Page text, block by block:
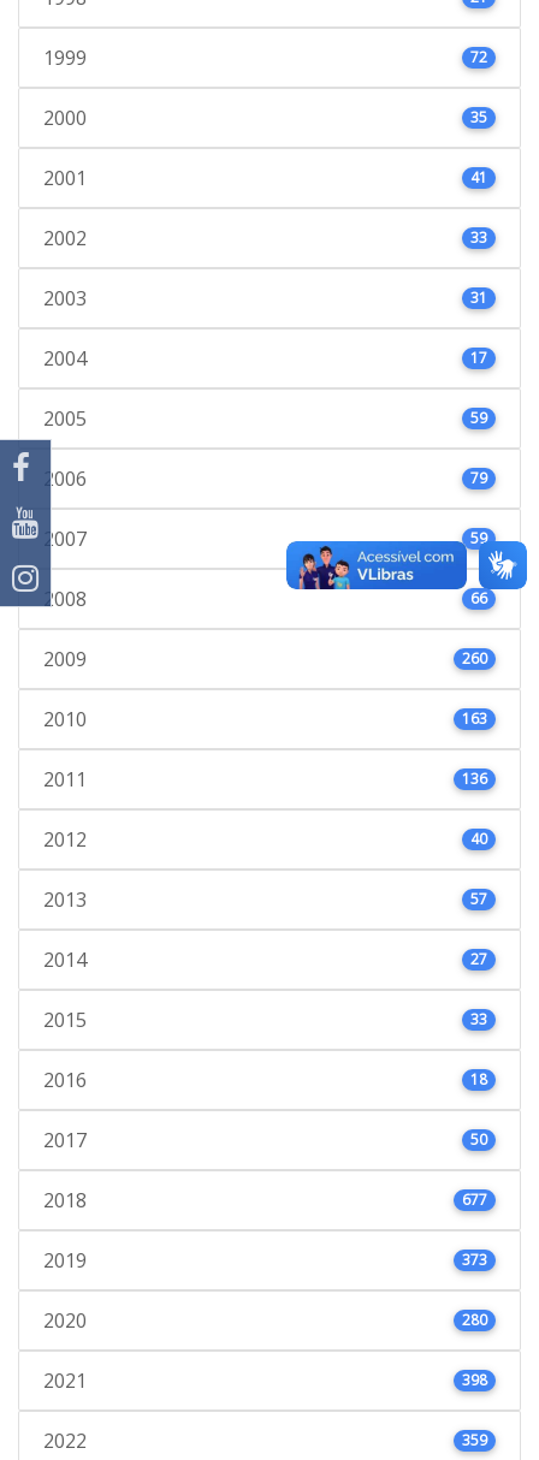
1999 72
2000 35
2001 41
2002 33
2003 31
2004 17
2005 59
2006 79
2007 59
2008 66
2009 260
2010 163
2011 136
2012 40
2013 57
2014 27
2015 33
2016 18
2017 50
2018 677
2019 373
2020 280
2021 398
2022 359